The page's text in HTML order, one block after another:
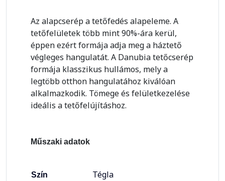
Az alapcserép a tetőfedés alapeleme. A
tetőfelületek több mint 90%-ára kerül,
éppen ezért formája adja meg a háztető
végleges hangulatát. A Danubia tetőcserép
formája klasszikus hullámos, mely a
legtöbb otthon hangulatához kiválóan
alkalmazkodik. Tömege és felületkezelése
ideális a tetőfelújításhoz.
Műszaki adatok
Szín Tégla